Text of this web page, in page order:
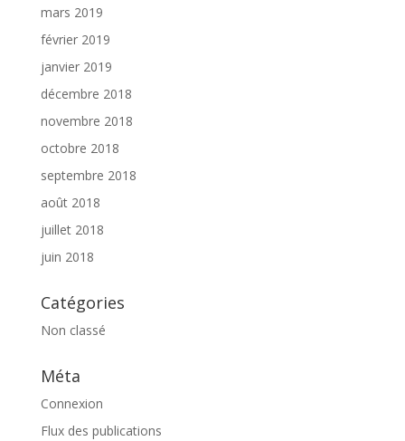
mars 2019
février 2019
janvier 2019
décembre 2018
novembre 2018
octobre 2018
septembre 2018
août 2018
juillet 2018
juin 2018
Catégories
Non classé
Méta
Connexion
Flux des publications